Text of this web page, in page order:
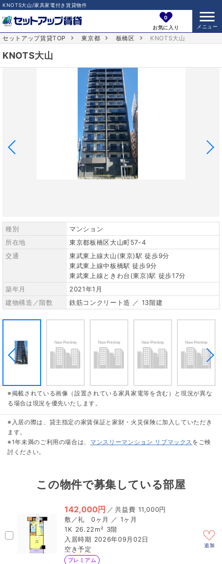
KNOTS大山/家具家電付き賃貸物件
0
お気に入り
セットアップ賃貸TOP 東京都 板橋区 KNOTS大山
KNOTS大山
種別
マンション
所在地
東京都板橋区大山町57-4
交通
東武東上線大山(東京)駅 徒歩9分
東武東上線中板橋駅 徒歩9分
東武東上線ときわ台(東京)駅 徒歩17分
築年月
2021年1月
建物構造／階数
鉄筋コンクリート造 ／ 13階建
※掲載されている画像（設置されている家具家電等を含む）と現況が異な
る場合は現況を優先いたします。
※入居の際は、貸主指定の家賃保証と家財・火災保険に加入していただき
ます。
※1年未満のご利用の場合は、 マンスリーマンション リブマックス をご検
討ください。
この物件で募集している部屋
142,000円 ／
11,000円
0ヶ月 ／ 1ヶ月
1K 26.22m² 3階
2026年09月02日
空き予定
プレミアム
追加